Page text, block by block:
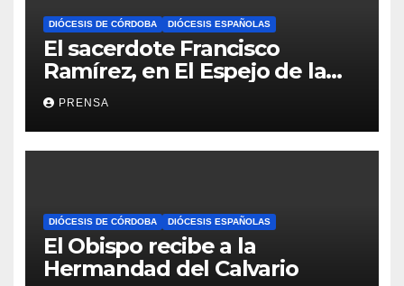
DIÓCESIS DE CÓRDOBA DIÓCESIS ESPAÑOLAS
El sacerdote Francisco
Ramírez, en El Espejo de la
Iglesia
PRENSA
DIÓCESIS DE CÓRDOBA DIÓCESIS ESPAÑOLAS
El Obispo recibe a la
Hermandad del Calvario